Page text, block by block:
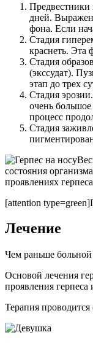
Предвестники
дней.
фона. Если
Стадия
краснеть. Эта
Стадия
(экссудат).
этап до трех
Стадия
очень
процесс
Стадия
состояния
проявлениях
[attention
Лечение
Чем раньше больной
Основой лечения
проявления
Терапия